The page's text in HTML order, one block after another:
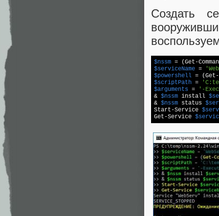
Создать
$nssm
$serviceName =
$powershell
$scriptPath =
$arguments =
'-
& $nssm install
& $nssm status
Start-Service
Get-Service